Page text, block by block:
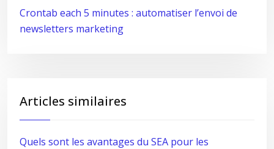
Crontab each 5 minutes : automatiser l’envoi de
newsletters marketing
Articles similaires
Quels sont les avantages du SEA pour les